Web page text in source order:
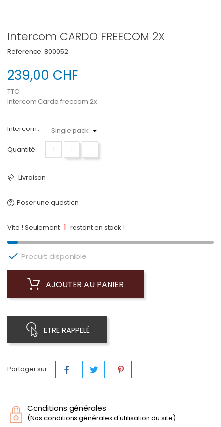
Intercom CARDO FREECOM 2X
Reference: 800052
239,00 CHF
TTC
Intercom Cardo freecom 2x
Intercom :
Quantité : + −
Livraison
Poser une question
Vite ! Seulement 1 restant en stock !
 Produit disponible
AJOUTER AU PANIER
ETRE RAPPELÉ
Partager sur :
Conditions générales
(Nos conditions générales d'utilisation du site)